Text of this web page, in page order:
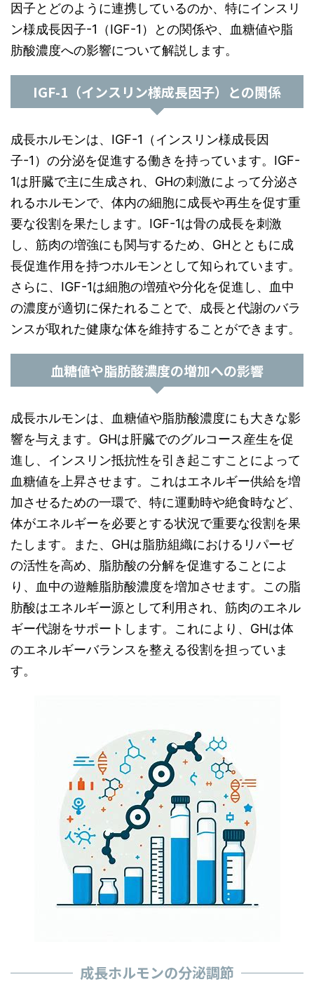
因子とどのように連携しているのか、特にインスリ
ン様成長因子-1（IGF-1）との関係や、血糖値や脂
肪酸濃度への影響について解説します。
IGF-1（インスリン様成長因子）との関係
成長ホルモンは、IGF-1（インスリン様成長因
子-1）の分泌を促進する働きを持っています。IGF-
1は肝臓で主に生成され、GHの刺激によって分泌さ
れるホルモンで、体内の細胞に成長や再生を促す重
要な役割を果たします。IGF-1は骨の成長を刺激
し、筋肉の増強にも関与するため、GHとともに成
長促進作用を持つホルモンとして知られています。
さらに、IGF-1は細胞の増殖や分化を促進し、血中
の濃度が適切に保たれることで、成長と代謝のバラ
ンスが取れた健康な体を維持することができます。
血糖値や脂肪酸濃度の増加への影響
成長ホルモンは、血糖値や脂肪酸濃度にも大きな影
響を与えます。GHは肝臓でのグルコース産生を促
進し、インスリン抵抗性を引き起こすことによって
血糖値を上昇させます。これはエネルギー供給を増
加させるための一環で、特に運動時や絶食時など、
体がエネルギーを必要とする状況で重要な役割を果
たします。また、GHは脂肪組織におけるリパーゼ
の活性を高め、脂肪酸の分解を促進することによ
り、血中の遊離脂肪酸濃度を増加させます。この脂
肪酸はエネルギー源として利用され、筋肉のエネル
ギー代謝をサポートします。これにより、GHは体
のエネルギーバランスを整える役割を担っていま
す。
成長ホルモンの分泌調節